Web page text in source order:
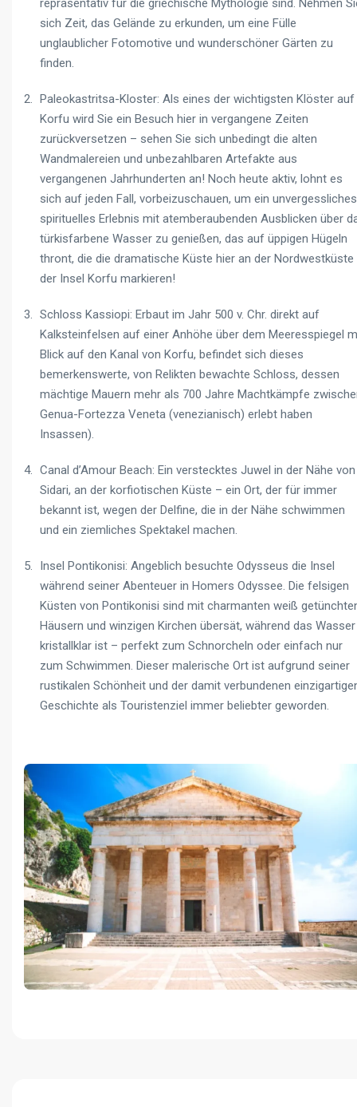
repräsentativ für die griechische Mythologie sind. Nehmen
sich Zeit, das Gelände zu erkunden, um eine Fülle
unglaublicher Fotomotive und wunderschöner Gärten zu
finden.
Paleokastritsa-Kloster: Als eines der wichtigsten Klöster auf
Korfu wird Sie ein Besuch hier in vergangene Zeiten
zurückversetzen – sehen Sie sich unbedingt die alten
Wandmalereien und unbezahlbaren Artefakte aus
vergangenen Jahrhunderten an! Noch heute aktiv, lohnt es
sich auf jeden Fall, vorbeizuschauen, um ein unvergessliches
spirituelles Erlebnis mit atemberaubenden Ausblicken über
türkisfarbene Wasser zu genießen, das auf üppigen Hügeln
thront, die die dramatische Küste hier an der Nordwestküste
der Insel Korfu markieren!
Schloss Kassiopi: Erbaut im Jahr 500 v. Chr. direkt auf
Kalksteinfelsen auf einer Anhöhe über dem Meeresspiegel
Blick auf den Kanal von Korfu, befindet sich dieses
bemerkenswerte, von Relikten bewachte Schloss, dessen
mächtige Mauern mehr als 700 Jahre Machtkämpfe
Genua-Fortezza Veneta (venezianisch) erlebt haben
Insassen).
Canal d’Amour Beach: Ein verstecktes Juwel in der Nähe von
Sidari, an der korfiotischen Küste – ein Ort, der für immer
bekannt ist, wegen der Delfine, die in der Nähe schwimmen
und ein ziemliches Spektakel machen.
Insel Pontikonisi: Angeblich besuchte Odysseus die Insel
während seiner Abenteuer in Homers Odyssee. Die felsigen
Küsten von Pontikonisi sind mit charmanten weiß
Häusern und winzigen Kirchen übersät, während das Wasser
kristallklar ist – perfekt zum Schnorcheln oder einfach nur
zum Schwimmen. Dieser malerische Ort ist aufgrund seiner
rustikalen Schönheit und der damit verbundenen
Geschichte als Touristenziel immer beliebter geworden.